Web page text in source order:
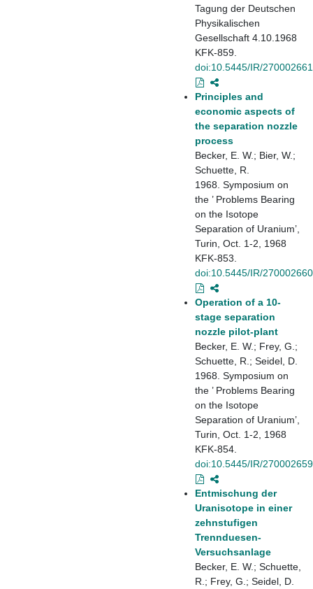
Tagung der Deutschen
Physikalischen
Gesellschaft 4.10.1968
KFK-859.
doi:10.5445/IR/270002661
Principles and
economic aspects of
the separation nozzle
process
Becker, E. W.; Bier, W.;
Schuette, R.
1968. Symposium on
the ’ Problems Bearing
on the Isotope
Separation of Uranium’,
Turin, Oct. 1-2, 1968
KFK-853.
doi:10.5445/IR/270002660
Operation of a 10-
stage separation
nozzle pilot-plant
Becker, E. W.; Frey, G.;
Schuette, R.; Seidel, D.
1968. Symposium on
the ’ Problems Bearing
on the Isotope
Separation of Uranium’,
Turin, Oct. 1-2, 1968
KFK-854.
doi:10.5445/IR/270002659
Entmischung der
Uranisotope in einer
zehnstufigen
Trennduesen-
Versuchsanlage
Becker, E. W.; Schuette,
R.; Frey, G.; Seidel, D.